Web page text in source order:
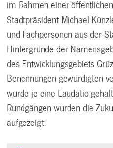
im Rahmen einer
Stadtpräsident Michael
und Fachpersonen aus der
Hintergründe der
des Entwicklungsgebiets
Benennungen gewürdigten
wurde je eine Laudatio
Rundgängen wurden die
aufgezeigt.